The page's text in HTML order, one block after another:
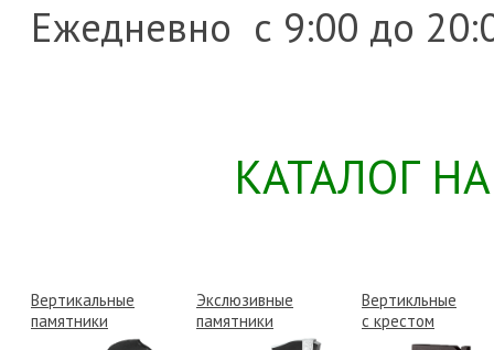
Ежедневно с 9:00 до
КАТАЛОГ
Вертикальные
памятники
Экслюзивные
памятники
Вертикльные
с крестом